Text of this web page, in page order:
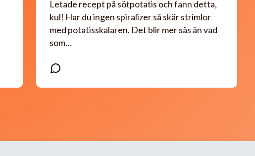
Letade recept på sötpotatis och fann detta,
kul! Har du ingen spiralizer så skär strimlor
med potatisskalaren. Det blir mer sås än vad
som…